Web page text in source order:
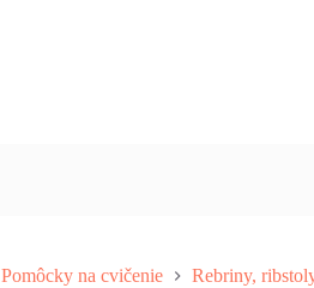
Pomôcky na cvičenie Rebriny,